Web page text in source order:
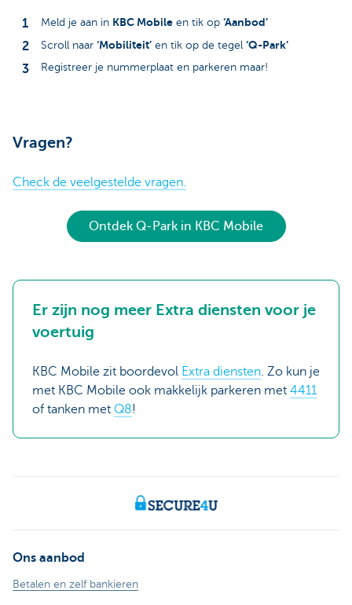
Meld je aan in KBC Mobile en tik op ‘Aanbod’
Scroll naar ‘Mobiliteit’ en tik op de tegel ‘Q-Park’
Registreer je nummerplaat en parkeren maar!
Vragen?
Check de veelgestelde vragen.
Ontdek Q-Park in KBC Mobile
Er zijn nog meer Extra diensten voor je
voertuig
KBC Mobile zit boordevol Extra diensten. Zo kun je
met KBC Mobile ook makkelijk parkeren met 4411
of tanken met Q8!
Ons aanbod
Betalen en zelf bankieren